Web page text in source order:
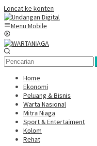
Loncat ke konten
Menu Mobile
Home
Ekonomi
Peluang & Bisnis
Warta Nasional
Mitra Niaga
Sport & Entertaiment
Kolom
Rehat